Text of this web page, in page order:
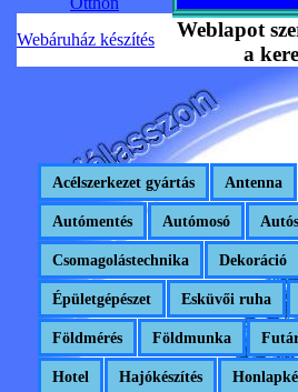
Acélszerkezet gyártás Antenna
Autómentés Autómosó
Csomagolástechnika Dekoráció
Épületgépészet Esküvői ruha
Földmérés Földmunka
Hotel Hajókészítés
Weblapot
a
Webáruház készítés